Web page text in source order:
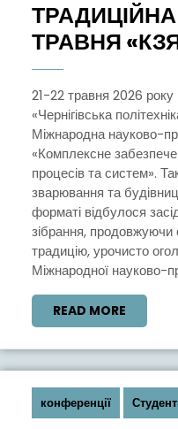
ТРАВНЯ
21-22 травня 2026 року в Національному університеті
«Чернігівська
Міжнародна науково-
«Комплексне
процесів та систем».
зварювання та
форматі відбулося
зібрання,
традицію, урочисто
Міжнародної науково-
READ MORE
MORE
конференції